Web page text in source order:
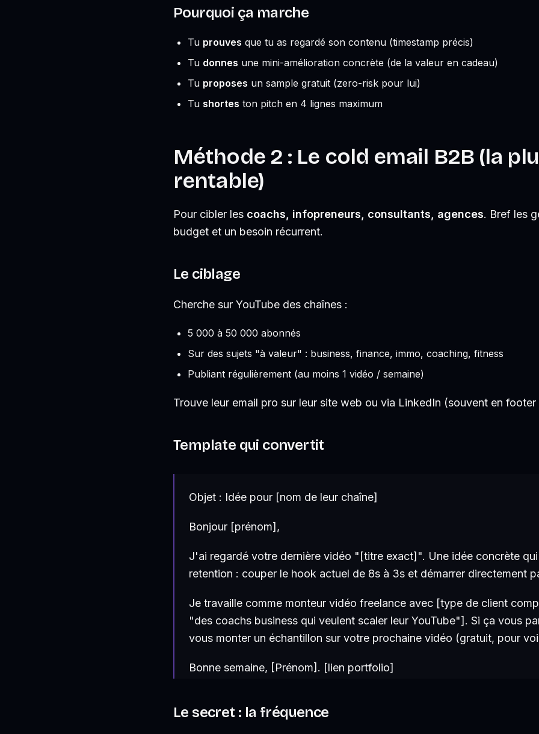
Pourquoi ça marche
Tu prouves que tu as regardé son contenu (timestamp précis)
Tu donnes une mini-amélioration concrète (de la valeur en cadeau)
Tu proposes un sample gratuit (zero-risk pour lui)
Tu shortes ton pitch en 4 lignes maximum
Méthode 2 : Le cold email B2B (la
rentable)
Pour cibler les coachs, infopreneurs, consultants, agences. Bref les
budget et un besoin récurrent.
Le ciblage
Cherche sur YouTube des chaînes :
5 000 à 50 000 abonnés
Sur des sujets "à valeur" : business, finance, immo, coaching, fitness
Publiant régulièrement (au moins 1 vidéo / semaine)
Trouve leur email pro sur leur site web ou via LinkedIn (souvent en
Template qui convertit
Objet : Idée pour [nom de leur chaîne]
Bonjour [prénom],
J'ai regardé votre dernière vidéo "[titre exact]". Une idée concrète
retention : couper le hook actuel de 8s à 3s et démarrer directement
Je travaille comme monteur vidéo freelance avec [type de client
"des coachs business qui veulent scaler leur YouTube"]. Si ça vous
vous monter un échantillon sur votre prochaine vidéo (gratuit, pour
Bonne semaine, [Prénom]. [lien portfolio]
Le secret : la fréquence